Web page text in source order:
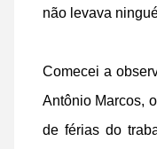
não levava
Comecei a
Antônio Marcos,
de férias do